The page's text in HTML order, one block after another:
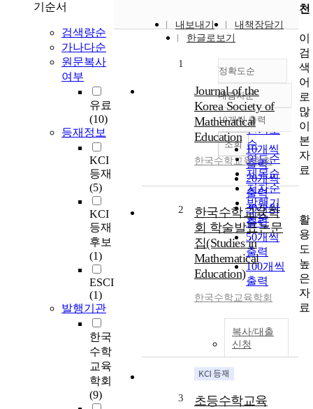
기순서
검색량순
가나다순
원문복사
여부
유료
(10)
등재정보
KCI
등재
(5)
KCI
등재
후보
(1)
ESCI
(1)
발행기관
한국
수학
교육
학회
(9)
내보내기
내책장담기
한글로보기
정확도순
정확도
순
인기도
순
연도순
제목순
저자순
발행기
관순
내림차순
내림차순
10개씩 출력
10개씩
출력
20개씩
출력
30개씩
출력
50개씩
출력
100개씩
출력
조회
1
Journal of the
Korea Society of
Mathenatical
Education
한국수학교육학회
2
한국수학교육학
회 학술발표논문
집(Studies in
Mathematical
Education)
한국수학교육학회
복사/대출
신청
3 초등수학교육
천
이
검
색
어
로
많
이
본
자
료
활
용
도
높
은
자
료